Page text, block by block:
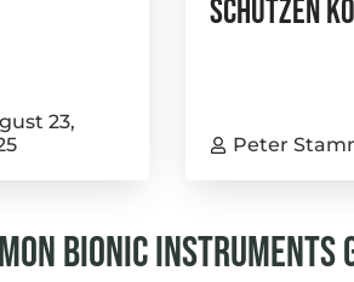
23,
Schützen
Peter
Bionic Instruments